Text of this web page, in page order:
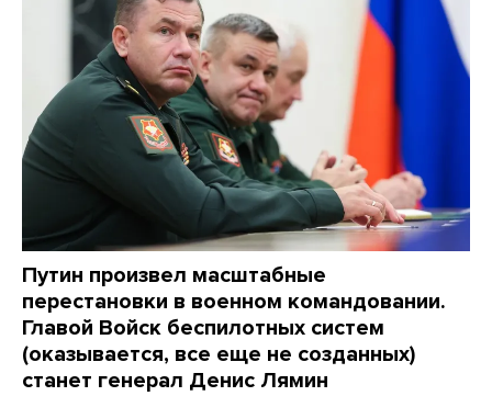
Путин произвел масштабные
перестановки в военном командовании.
Главой Войск беспилотных систем
(оказывается, все еще не созданных)
станет генерал Денис Лямин